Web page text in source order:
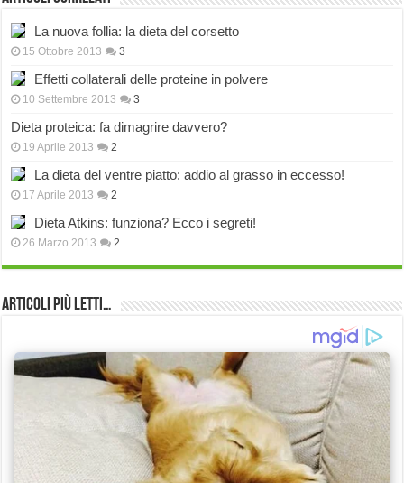
La nuova follia: la dieta del corsetto
15 Ottobre 2013 3
Effetti collaterali delle proteine in polvere
10 Settembre 2013 3
Dieta proteica: fa dimagrire davvero?
19 Aprile 2013 2
La dieta del ventre piatto: addio al grasso in eccesso!
17 Aprile 2013 2
Dieta Atkins: funziona? Ecco i segreti!
26 Marzo 2013 2
Articoli più Letti…